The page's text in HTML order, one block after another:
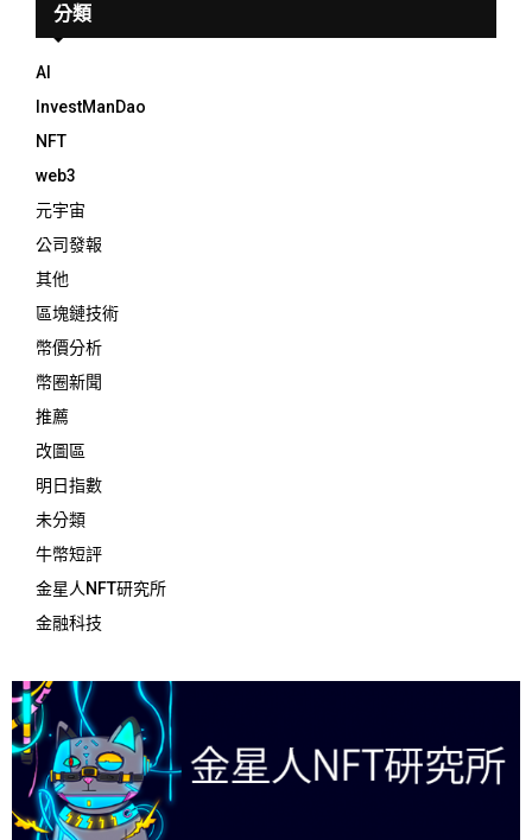
分類
AI
InvestManDao
NFT
web3
元宇宙
公司發報
其他
區塊鏈技術
幣價分析
幣圈新聞
推薦
改圖區
明日指數
未分類
牛幣短評
金星人NFT研究所
金融科技